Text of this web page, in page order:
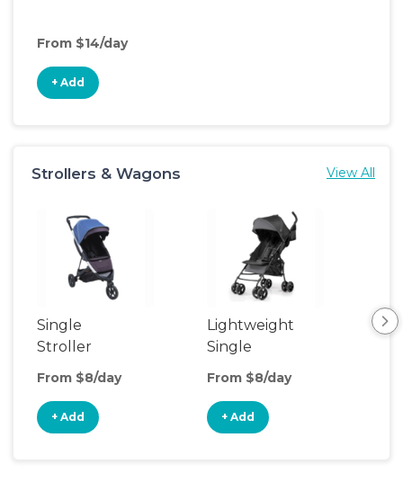
From $14/day
+ Add
Strollers & Wagons View All
Single
Stroller
From $8/day
+ Add
Lightweight
Single
Stroller
From $8/day
+ Add